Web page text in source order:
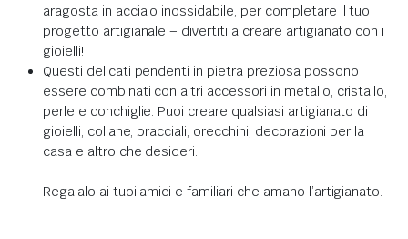
aragosta in acciaio inossidabile, per completare il tuo
progetto artigianale – divertiti a creare artigianato con i
gioielli!
Questi delicati pendenti in pietra preziosa possono
essere combinati con altri accessori in metallo, cristallo,
perle e conchiglie. Puoi creare qualsiasi artigianato di
gioielli, collane, bracciali, orecchini, decorazioni per la
casa e altro che desideri.
Regalalo ai tuoi amici e familiari che amano l’artigianato.